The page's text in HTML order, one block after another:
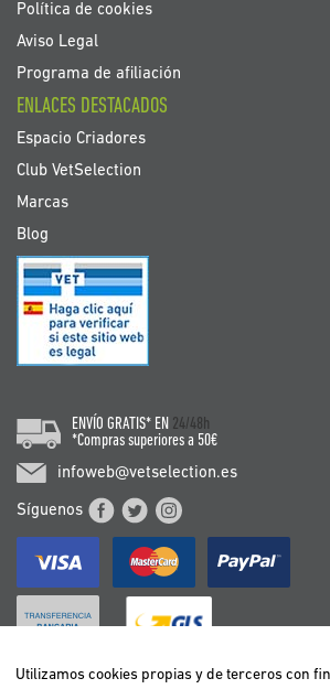
Política de cookies
Aviso Legal
Programa de afiliación
ENLACES DESTACADOS
Espacio Criadores
Club VetSelection
Marcas
Blog
ENVÍO GRATIS* EN 24/48h
*Compras superiores a 50€
infoweb@vetselection.es
Síguenos
Utilizamos cookies propias y de terceros con